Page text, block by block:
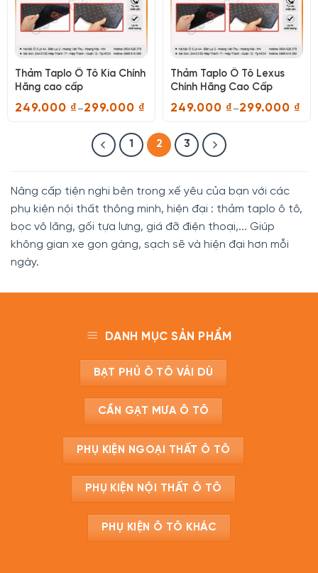
Thảm Taplo Ô Tô Kia Chính
Hãng cao cấp
249.000 ₫ –299.000 ₫
Thảm Taplo Ô Tô Lexus
Chính Hãng Cao Cấp
249.000 ₫ –299.000 ₫
từ
249.000 ₫
đến
1 2 3
Nâng cấp tiện nghi bên trong xế yêu của bạn với các
phụ kiện nội thất thông minh, hiện đại : thảm taplo ô tô,
bọc vô lăng, gối tựa lưng, giá đỡ điện thoại,... Giúp
không gian xe gọn gàng, sạch sẽ và hiện đại hơn mỗi
ngày.
DANH MỤC SẢN PHẨM
BẠT PHỦ Ô TÔ VẢI DÙ
CẦN GẠT MƯA Ô TÔ
PHỤ KIỆN NGOẠI THẤT Ô TÔ
PHỤ KIỆN NỘI THẤT Ô TÔ
PHỤ KIỆN Ô TÔ KHÁC